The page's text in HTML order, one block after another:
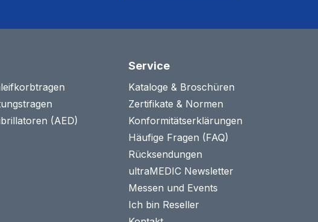
(AED)
Service
Kataloge & Broschüren
Zertifikate & Normen
Konformitätserklärungen
Häufige Fragen (FAQ)
Rücksendungen
ultraMEDIC Newsletter
Messen und Events
Ich bin Reseller